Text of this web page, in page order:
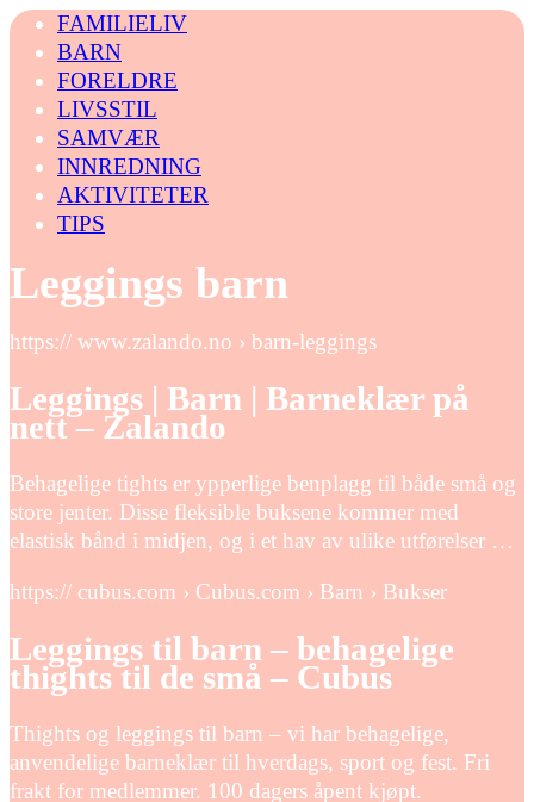
FAMILIELIV
BARN
FORELDRE
LIVSSTIL
SAMVÆR
INNREDNING
AKTIVITETER
TIPS
Leggings barn
https:// www.zalando.no › barn-leggings
Leggings | Barn | Barneklær på
nett – Zalando
Behagelige tights er ypperlige benplagg til både små og
store jenter. Disse fleksible buksene kommer med
elastisk bånd i midjen, og i et hav av ulike utførelser …
https:// cubus.com › Cubus.com › Barn › Bukser
Leggings til barn – behagelige
thights til de små – Cubus
Thights og leggings til barn – vi har behagelige,
anvendelige barneklær til hverdags, sport og fest. Fri
frakt for medlemmer. 100 dagers åpent kjøpt.